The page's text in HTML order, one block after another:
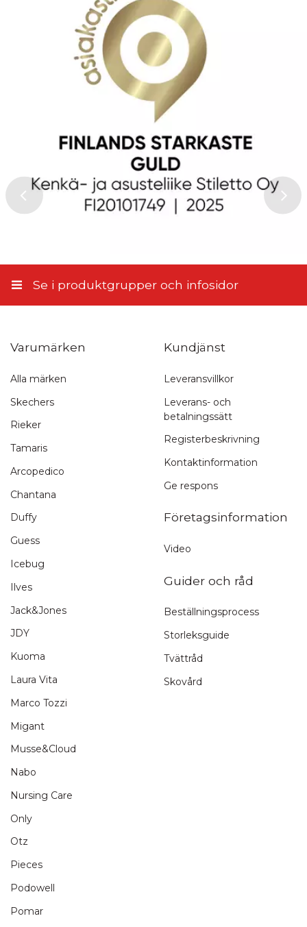
Snabb leverans
1-3 arbetsdagar
Se i produktgrupper och infosidor
Varumärken
Alla märken
Skechers
Rieker
Tamaris
Arcopedico
Chantana
Duffy
Guess
Icebug
Ilves
Jack&Jones
JDY
Kuoma
Laura Vita
Marco Tozzi
Migant
Musse&Cloud
Nabo
Nursing Care
Only
Otz
Pieces
Podowell
Pomar
Kundjänst
Leveransvillkor
Leverans- och
betalningssätt
Registerbeskrivning
Kontaktinformation
Ge respons
Företagsinformation
Video
Guider och råd
Beställningsprocess
Storleksguide
Tvättråd
Skovård